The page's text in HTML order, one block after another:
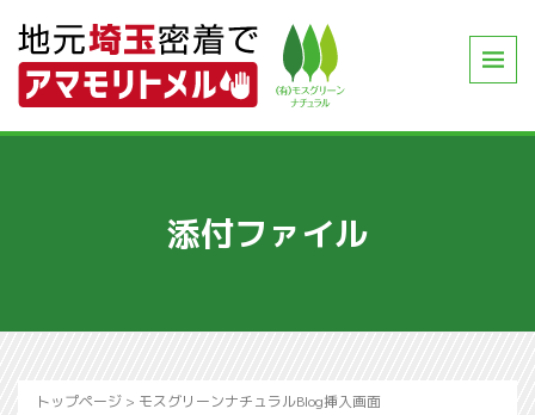
添付ファイル
トップページ > モスグリーンナチュラルBlog挿入画面